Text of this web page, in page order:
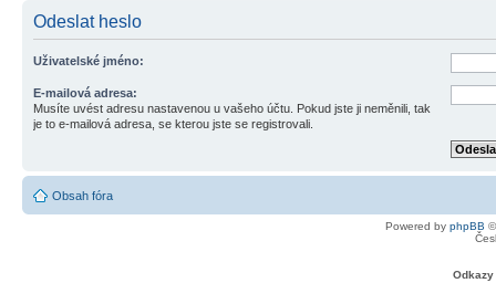
Odeslat heslo
Uživatelské jméno:
E-mailová adresa:
Musíte uvést adresu nastavenou u vašeho účtu. Pokud jste ji neměnili, tak
je to e-mailová adresa, se kterou jste se registrovali.
Obsah fóra
Powered by phpBB